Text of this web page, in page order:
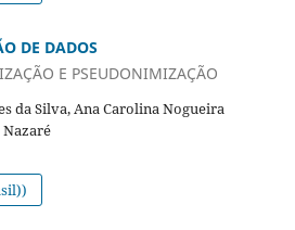
DE DADOS
E PSEUDONIMIZAÇÃO
da Silva, Ana Carolina Nogueira